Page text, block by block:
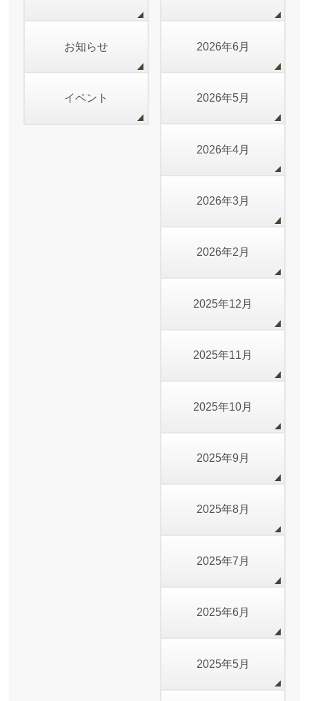
お知らせ
イベント
2026年6月
2026年5月
2026年4月
2026年3月
2026年2月
2025年12月
2025年11月
2025年10月
2025年9月
2025年8月
2025年7月
2025年6月
2025年5月